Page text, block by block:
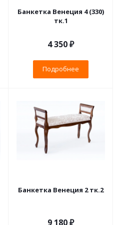
Банкетка Венеция 4 (330)
тк.1
4 350 ₽
Подробнее
Банкетка Венеция 2 тк.2
9 180 ₽